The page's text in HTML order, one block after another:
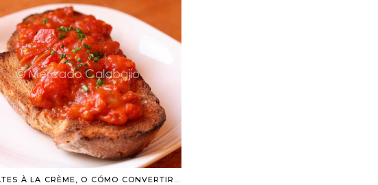
TOMATES À LA CRÈME, O CÓMO CONVERTIR UNOS TOMATES EN UN BOCADO EXQUISITO